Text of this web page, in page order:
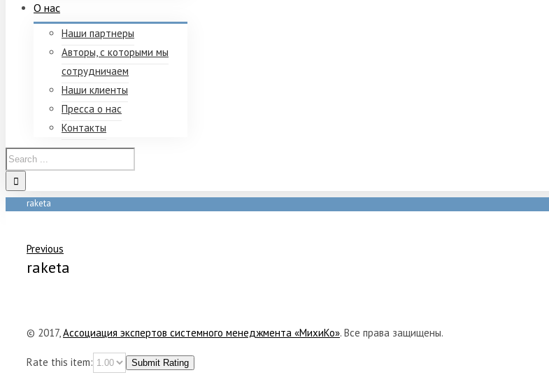
О нас
Наши партнеры
Авторы, с которыми мы
сотрудничаем
Наши клиенты
Пресса о нас
Контакты
raketa
Previous
raketa
© 2017,Ассоциация экспертов системного менеджмента «МихиКо». Все права защищены.
Rate this item: Submit Rating